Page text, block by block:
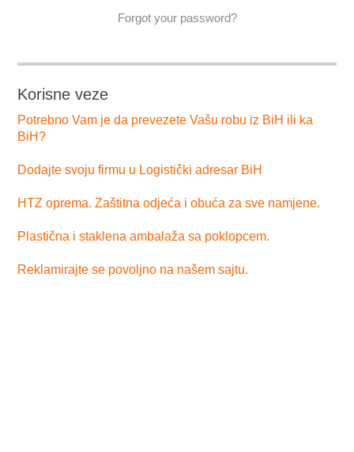
Forgot your password?
Korisne veze
Potrebno Vam je da prevezete Vašu robu iz BiH ili ka
BiH?
Dodajte svoju firmu u Logistički adresar BiH
HTZ oprema. Zaštitna odjeća i obuća za sve namjene.
Plastična i staklena ambalaža sa poklopcem.
Reklamirajte se povoljno na našem sajtu.